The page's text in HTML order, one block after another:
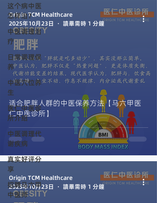
这个病中医
怎样治？
中医调理治
疗
日常调理保
养
中医穴位养
生
医仁中医诊
所介绍
中医调理代
谢疾病
真实好评分
享
招聘马六甲
中医师
适合肥胖人群的中医保养方法【马六甲医
仁中医诊所】
Origin TCM Healthcare
2025年10月23日
讀畢需時 1 分鐘
Origin TCM Healthcare
2025年10月23日
讀畢需時 1 分鐘